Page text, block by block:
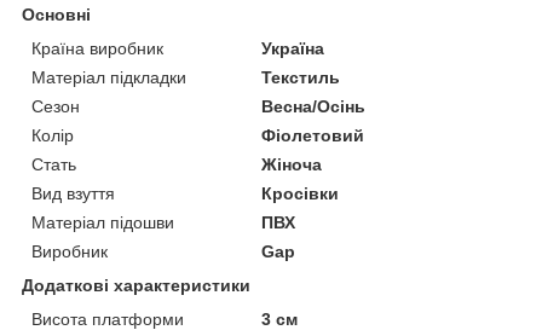
Основні
Країна виробник
Україна
Матеріал підкладки
Текстиль
Сезон
Весна/Осінь
Колір
Фіолетовий
Стать
Жіноча
Вид взуття
Кросівки
Матеріал підошви
ПВХ
Виробник
Gap
Додаткові характеристики
Висота платформи
3 см